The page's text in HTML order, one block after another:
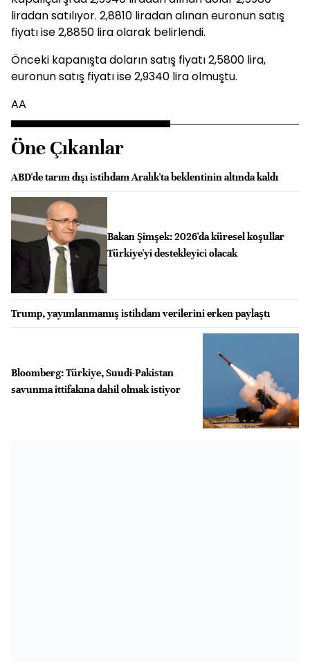
liradan satılıyor. 2,8810 liradan alınan euronun satış
fiyatı ise 2,8850 lira olarak belirlendi.
Önceki kapanışta doların satış fiyatı 2,5800 lira,
euronun satış fiyatı ise 2,9340 lira olmuştu.
AA
Öne Çıkanlar
ABD'de tarım dışı istihdam Aralık'ta beklentinin altında kaldı
Bakan Şimşek: 2026'da küresel koşullar
Türkiye'yi destekleyici olacak
Trump, yayımlanmamış istihdam verilerini erken paylaştı
Bloomberg: Türkiye, Suudi-Pakistan
savunma ittifakına dahil olmak istiyor